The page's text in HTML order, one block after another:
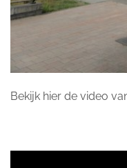
Bekijk hier de video